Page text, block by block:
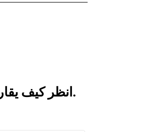
انظر كيف يقارن جرافة التسوية 1600 مم (63 بوصة): 512-8410 بالمنتجات التي تتم مقارنتها بشكل متكرر.